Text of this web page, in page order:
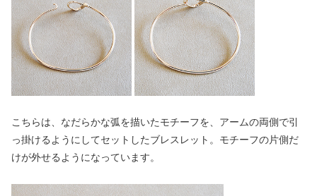
こちらは、なだらかな弧を描いたモチーフを、アームの両側で引
っ掛けるようにしてセットしたブレスレット。モチーフの片側だ
けが外せるようになっています。